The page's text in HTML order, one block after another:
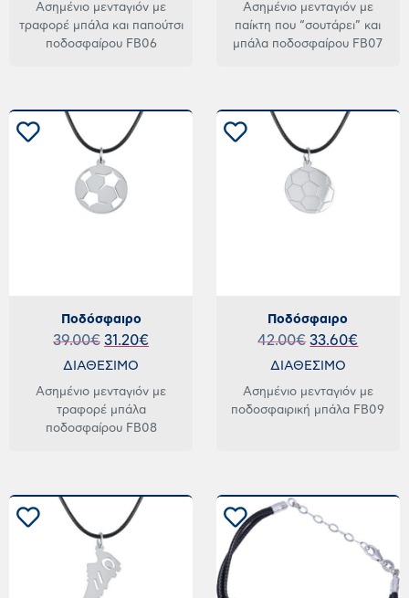
Ασημένιο μενταγιόν με
τραφορέ μπάλα και παπούτσι
ποδοσφαίρου FB06
Ασημένιο μενταγιόν με
παίκτη που “σουτάρει” και
μπάλα ποδοσφαίρου FB07
Ποδόσφαιρο
39.00€ 31.20€
ΔΙΑΘΕΣΙΜΟ
Ασημένιο μενταγιόν με
τραφορέ μπάλα
ποδοσφαίρου FB08
Ποδόσφαιρο
42.00€ 33.60€
ΔΙΑΘΕΣΙΜΟ
Ασημένιο μενταγιόν με
ποδοσφαιρική μπάλα FB09